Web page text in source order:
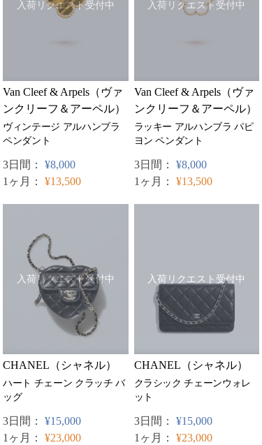
入荷リクエスト受付中
Van Cleef & Arpels（ヴァ
ンクリーフ＆アーペル）
ヴィンテージ アルハンブラ
ペンダント
3日間： ¥8,000
1ヶ月： ¥13,500
入荷リクエスト受付中
Van Cleef & Arpels（ヴァ
ンクリーフ＆アーペル）
ラッキー アルハンブラ パピ
ヨン ペンダント
3日間： ¥8,000
1ヶ月： ¥13,500
入荷リクエスト受付中
CHANEL（シャネル）
ハート チェーン クラッチ バ
ッグ
3日間： ¥15,000
1ヶ月： ¥23,000
入荷リクエスト受付中
CHANEL（シャネル）
クラシック チェーンウォレ
ット
3日間： ¥15,000
1ヶ月： ¥23,000